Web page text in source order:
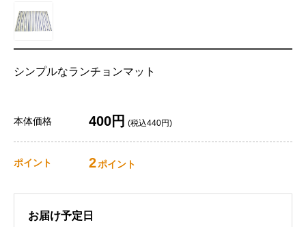
シンプルなランチョンマット
本体価格 400円 (税込440円)
ポイント 2ポイント
お届け予定日